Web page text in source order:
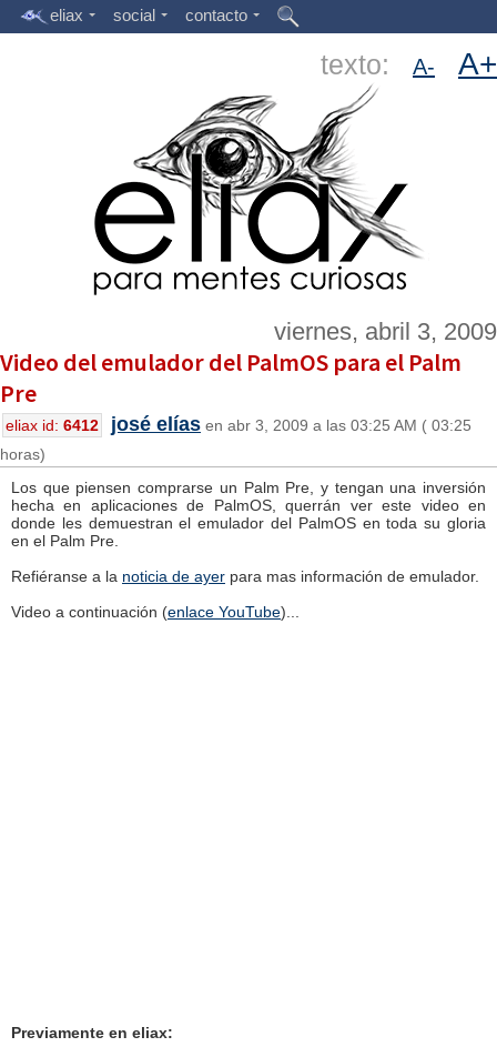
eliax social contacto
texto: A- A+
viernes, abril 3, 2009
Video del emulador del PalmOS para el Palm
Pre
eliax id: 6412 josé elías en abr 3, 2009 a las 03:25 AM ( 03:25
horas)
Los que piensen comprarse un Palm Pre, y tengan una inversión
hecha en aplicaciones de PalmOS, querrán ver este video en
donde les demuestran el emulador del PalmOS en toda su gloria
en el Palm Pre.
Refiéranse a la noticia de ayer para mas información de emulador.
Video a continuación (enlace YouTube)...
Previamente en eliax: